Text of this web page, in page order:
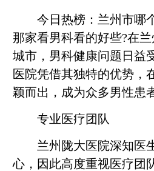
今日热榜：兰州市哪个
那家看男科看的好些?在
城市，男科健康问题日益
医院凭借其独特的优势，
颖而出，成为众多男性患
专业医疗团队
兰州陇大医院深知医
心，因此高度重视医疗团